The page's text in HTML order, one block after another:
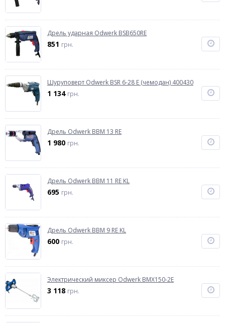
Дрель ударная Odwerk BSB650RE
851 грн.
Шуруповерт Odwerk BSR 6-28 E (чемодан) 400430
1 134 грн.
Дрель Odwerk BBM 13 RE
1 980 грн.
Дрель Odwerk BBM 11 RE KL
695 грн.
Дрель Odwerk BBM 9 RE KL
600 грн.
Электрический миксер Odwerk BMX150-2E
3 118 грн.